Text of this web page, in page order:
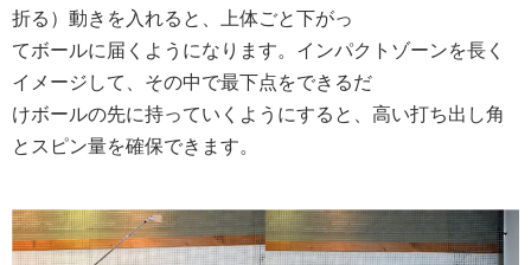
折る）動きを入れると、上体ごと下がっ
てボールに届くようになります。インパクトゾーンを長く
イメージして、その中で最下点をできるだ
けボールの先に持っていくようにすると、高い打ち出し角
とスピン量を確保できます。